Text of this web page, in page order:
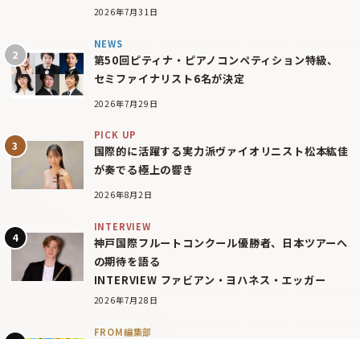
2026年7月31日
NEWS
第50回ピティナ・ピアノコンペティション特級、
セミファイナリスト6名が決定
2026年7月29日
PICK UP
国際的に活躍する実力派ヴァイオリニスト松本紘佳
が奏でる極上の響き
2026年8月2日
INTERVIEW
神戸国際フルートコンクール優勝者、日本ツアーへ
の期待を語る
INTERVIEW ファビアン・ヨハネス・エッガー
2026年7月28日
FROM編集部